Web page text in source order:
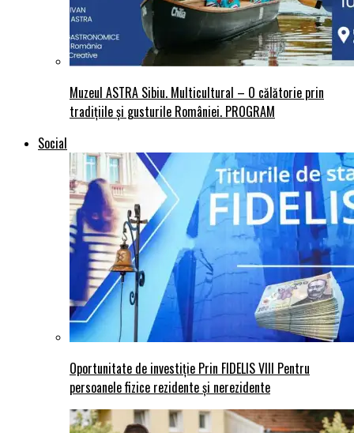
Muzeul ASTRA Sibiu. Multicultural – O călătorie prin
tradițiile și gusturile României. PROGRAM
Social
Oportunitate de investiție Prin FIDELIS VIII Pentru
persoanele fizice rezidente și nerezidente